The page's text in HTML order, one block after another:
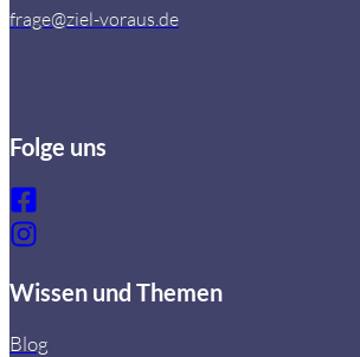
frage@ziel-voraus.de
Folge uns
Wissen und Themen
Blog